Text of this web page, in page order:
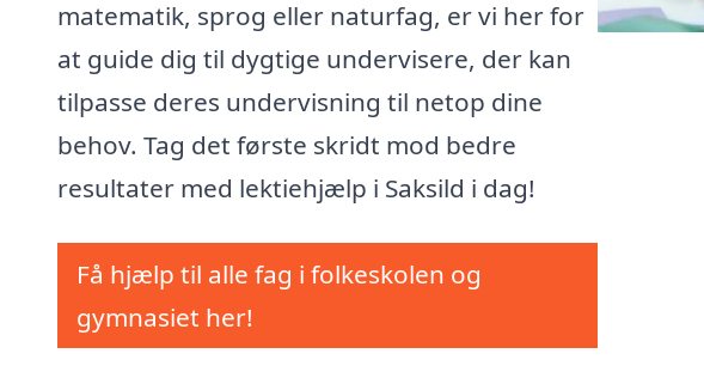
matematik, sprog eller naturfag, er vi her for
at guide dig til dygtige undervisere, der kan
tilpasse deres undervisning til netop dine
behov. Tag det første skridt mod bedre
resultater med lektiehjælp i Saksild i dag!
Få hjælp til alle fag i folkeskolen og
gymnasiet her!